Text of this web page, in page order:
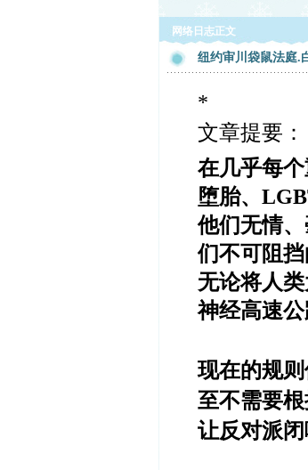
网络日志正文
纽约审川袋鼠法庭.
*
文章提要：
在几乎每个
堕胎、
他们无情
们不可阻挡
无论将人
神经高速公
现在的规
至不需要
让反对派闭